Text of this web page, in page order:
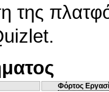
της
Φόρτος